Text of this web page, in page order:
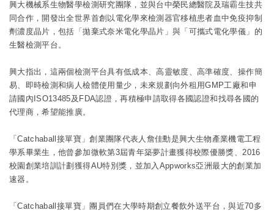
興大機械系生物醫學檢測研究團隊，並與台中榮民總醫院及瑞霸生技共
同合作，開發出全世界首創以電化學來檢測器官移植患者血中免疫抑制
劑濃度晶片，包括「拋棄式奈米電化學晶片」與「可攜式電化學儀」的
生醫檢測平台。
興大指出，這兩個檢測平台具有低成本、高靈敏度、高準確度、操作簡
易、即時檢測和病人檢體使用量少，未來規劃向外租用GMP工廠和申
請國內ISO13485及FDA認證，再積極申請取得各國認證和找尋各國的
代理商，希望能推廣。
「Catchaball接單寶」創業團隊代表人詹佳勳是興大生物產業機電工程
學系畢業生，他曾參加微軟第3屆青年築夢計畫獲得校際優勝獎、2016
校園創業培訓計劃獲得AU特別獎，並加入Appworks亞洲最大的創業加
速器。
「Catchaball接單寶」團員們在大學時期創立餐飲外送平台，與近70多